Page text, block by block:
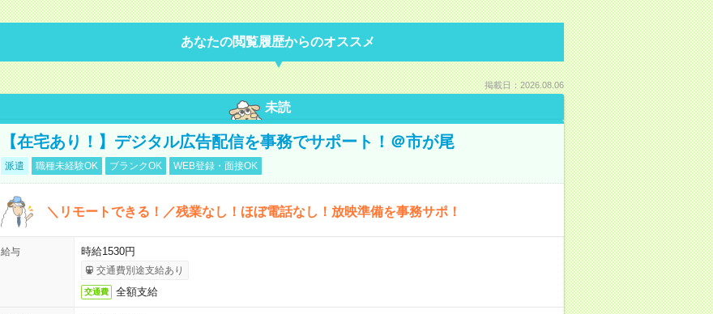
あなたの閲覧履歴からのオススメ
掲載日：2026.08.06
未読
【在宅あり！】デジタル広告配信を事務でサポート！＠市が尾
派遣 職種未経験OK ブランクOK WEB登録・面接OK
＼リモートできる！／残業なし！ほぼ電話なし！放映準備を事務サポ！
給与 時給1530円
交通費別途支給あり
交通費 全額支給